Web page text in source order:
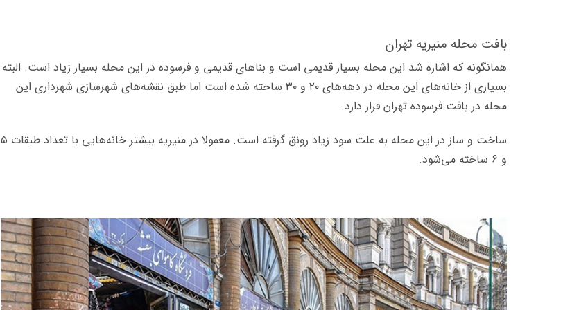
بافت محله منیریه تهران
همانگونه که اشاره شد این محله بسیار قدیمی است و بناهای قدیمی و فرسوده در این محله بسیار زیاد است. البته
بسیاری از خانه‌های این محله در دهه‌های ۲۰ و ۳۰ ساخته شده است اما طبق نقشه‌های شهرسازی شهرداری این
محله در بافت فرسوده تهران قرار دارد.
ساخت و ساز در این محله به علت سود زیاد رونق گرفته است. معمولا در منیریه بیشتر خانه‌هایی با تعداد طبقات ۵
و ۶ ساخته می‌شود.